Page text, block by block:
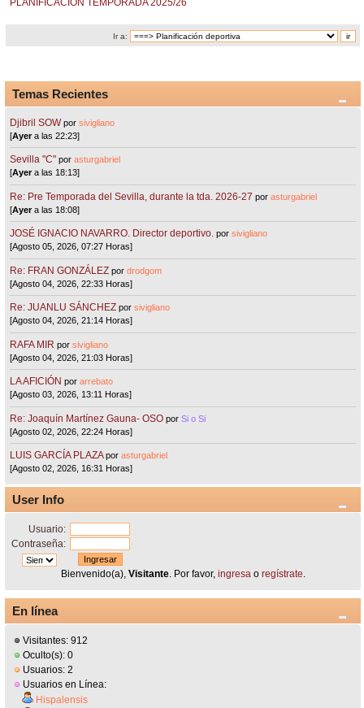
PLANIFICACIÓN TEMPORADA 2025/26
Ir a:
Temas Recientes
Djibril SOW porsivigliano
[Ayera las 22:23]
Sevilla "C"porasturgabriel
[Ayera las 18:13]
Re: Pre Temporada del Sevilla, durante la tda. 2026-27 porasturgabriel
[Ayera las 18:08]
JOSÉ IGNACIO NAVARRO. Director deportivo. porsivigliano
[Agosto 05, 2026, 07:27 Horas]
Re: FRAN GONZÁLEZ pordrodgom
[Agosto 04, 2026, 22:33 Horas]
Re: JUANLU SÁNCHEZ porsivigliano
[Agosto 04, 2026, 21:14 Horas]
RAFA MIR porsivigliano
[Agosto 04, 2026, 21:03 Horas]
LA AFICIÓN porarrebato
[Agosto 03, 2026, 13:11 Horas]
Re: Joaquín Martínez Gauna- OSO porSi o Si
[Agosto 02, 2026, 22:24 Horas]
LUIS GARCÍA PLAZA porasturgabriel
[Agosto 02, 2026, 16:31 Horas]
User Info
Usuario:
Contraseña:
Bienvenido(a), Visitante. Por favor, ingresao regístrate.
En línea
Visitantes: 912
Oculto(s): 0
Usuarios: 2
Usuarios en Línea:
Hispalensis